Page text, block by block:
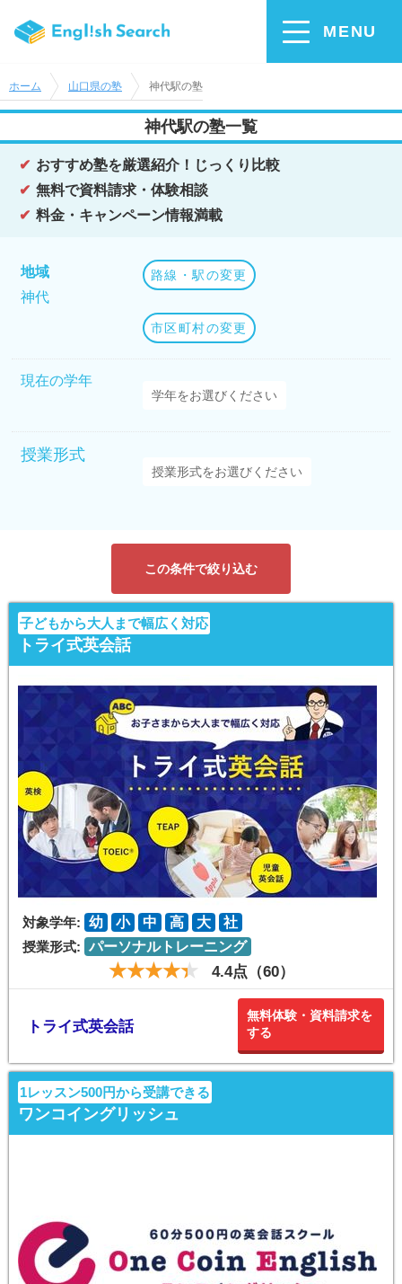
MENU
ホーム 山口県の塾 神代駅の塾
神代駅の塾一覧
おすすめ塾を厳選紹介！じっくり比較
無料で資料請求・体験相談
料金・キャンペーン情報満載
地域
神代
路線・駅の変更
市区町村の変更
現在の学年
授業形式
この条件で絞り込む
子どもから大人まで幅広く対応
トライ式英会話
対象学年: 幼 小 中 高 大
社
授業形式: パーソナルトレーニング
4.4点（60）
トライ式英会話
無料体験・資料請求を
する
1レッスン500円から受講できる
ワンコイングリッシュ